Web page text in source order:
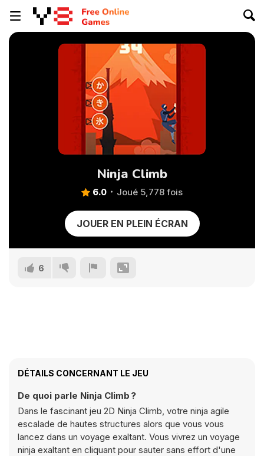
Ninja Climb
6.0 Joué 5,778 fois
JOUER EN PLEIN ÉCRAN
6
DÉTAILS CONCERNANT LE JEU
De quoi parle Ninja Climb ?
Dans le fascinant jeu 2D Ninja Climb, votre ninja agile
escalade de hautes structures alors que vous vous
lancez dans un voyage exaltant. Vous vivrez un voyage
ninja exaltant en cliquant pour sauter sans effort d'une